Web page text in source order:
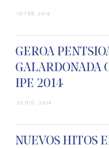
10 FEB. 2015
GEROA
GALARDONADA
IPE 2014
22 DIC. 2014
NUEVOS HITOS